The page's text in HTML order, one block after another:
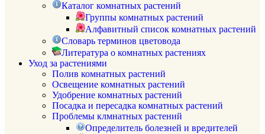
Каталог комнатных растений
Группы комнатных растений
Алфавитный список комнатных растений
Словарь терминов цветовода
Литература о комнатных растениях
Уход за растениями
Полив комнатных растений
Освещение комнатных растений
Удобрение комнатных растений
Посадка и пересадка комнатных растений
Проблемы клмнатных растений
Определитель болезней и вредителей